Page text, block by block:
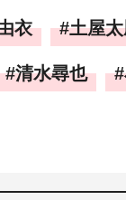
衣 土屋
清水尋也